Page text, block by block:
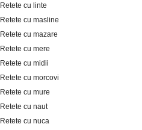
Retete cu linte
Retete cu masline
Retete cu mazare
Retete cu mere
Retete cu midii
Retete cu morcovi
Retete cu mure
Retete cu naut
Retete cu nuca